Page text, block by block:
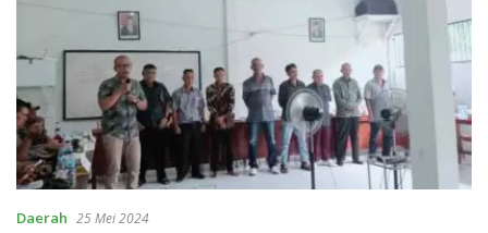
Daerah 25 Mei 2024